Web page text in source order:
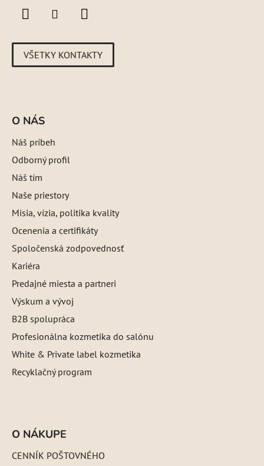
VŠETKY KONTAKTY
O NÁS
Náš príbeh
Odborný profil
Náš tím
Naše priestory
Misia, vízia, politika kvality
Ocenenia a certifikáty
Spoločenská zodpovednosť
Kariéra
Predajné miesta a partneri
Výskum a vývoj
B2B spolupráca
Profesionálna kozmetika do salónu
White & Private label kozmetika
Recyklačný program
O NÁKUPE
CENNÍK POŠTOVNÉHO